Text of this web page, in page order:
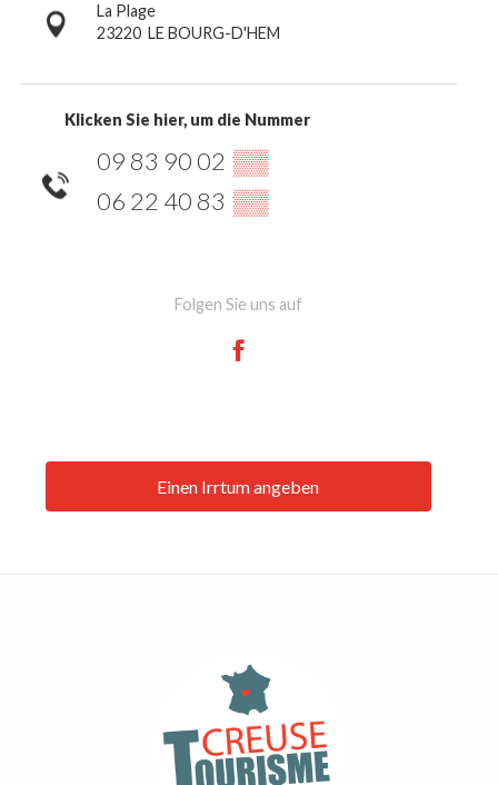
La Plage
23220 LE BOURG-D'HEM
Klicken Sie hier, um die Nummer
09 83 90 02 ▒▒
06 22 40 83 ▒▒
Folgen Sie uns auf
Einen Irrtum angeben